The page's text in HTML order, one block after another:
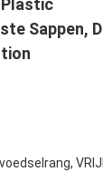
Sappen,